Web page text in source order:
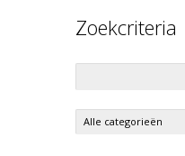
Zoekcriteria